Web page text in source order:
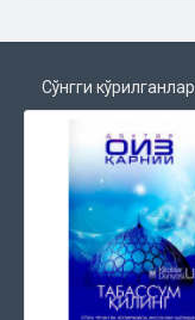
Сўнгги кўрилганлар